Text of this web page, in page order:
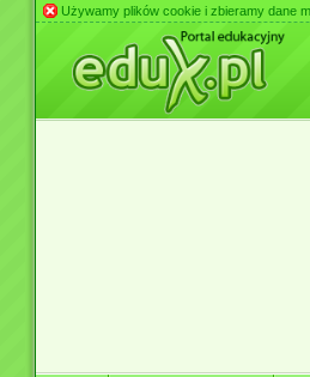
Używamy plików cookie i zbieramy dane